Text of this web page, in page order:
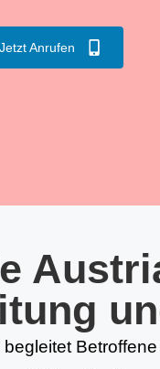
Jetzt Anrufen